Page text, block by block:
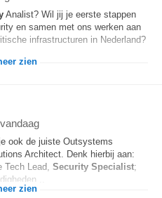
Analist? Wil jij je eerste stappen
en samen met ons werken aan
infrastructuren in Nederland?
zien
vandaag
ook de juiste Outsystems
Architect. Denk hierbij aan:
Tech Lead, Security Specialist;
zien